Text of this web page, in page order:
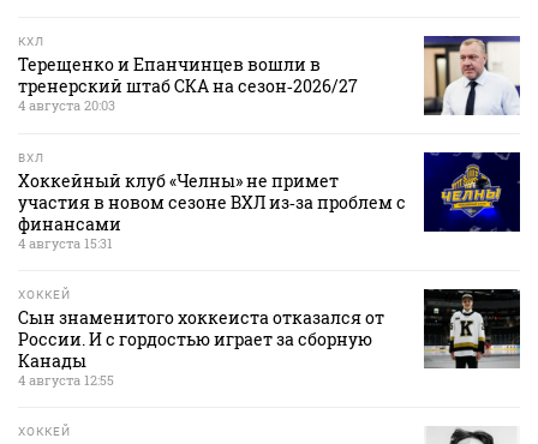
КХЛ
Терещенко и Епанчинцев вошли в
тренерский штаб СКА на сезон‑2026/27
4 августа 20:03
ВХЛ
Хоккейный клуб «Челны» не примет
участия в новом сезоне ВХЛ из‑за проблем с
финансами
4 августа 15:31
ХОККЕЙ
Сын знаменитого хоккеиста отказался от
России. И с гордостью играет за сборную
Канады
4 августа 12:55
ХОККЕЙ